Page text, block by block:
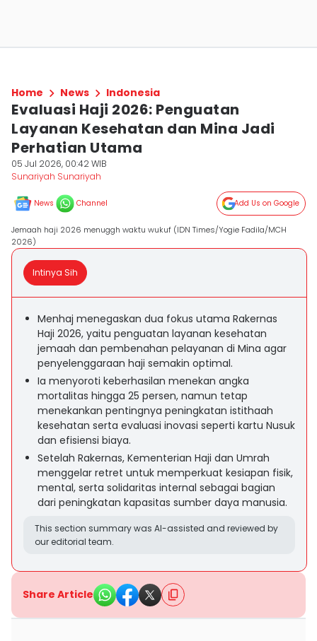
Home News Indonesia
Evaluasi Haji 2026: Penguatan
Layanan Kesehatan dan Mina Jadi
Perhatian Utama
05 Jul 2026, 00:42 WIB
Sunariyah Sunariyah
News Channel Add Us on Google
Jemaah haji 2026 menuggh waktu wukuf (IDN Times/Yogie Fadila/MCH
2026)
Intinya Sih
Menhaj menegaskan dua fokus utama Rakernas
Haji 2026, yaitu penguatan layanan kesehatan
jemaah dan pembenahan pelayanan di Mina agar
penyelenggaraan haji semakin optimal.
Ia menyoroti keberhasilan menekan angka
mortalitas hingga 25 persen, namun tetap
menekankan pentingnya peningkatan istithaah
kesehatan serta evaluasi inovasi seperti kartu Nusuk
dan efisiensi biaya.
Setelah Rakernas, Kementerian Haji dan Umrah
menggelar retret untuk memperkuat kesiapan fisik,
mental, serta solidaritas internal sebagai bagian
dari peningkatan kapasitas sumber daya manusia.
This section summary was AI-assisted and reviewed by
our editorial team.
Share Article